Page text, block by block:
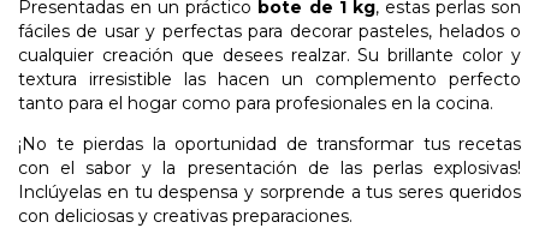
Presentadas en un práctico bote de 1 kg, estas perlas son
fáciles de usar y perfectas para decorar pasteles, helados o
cualquier creación que desees realzar. Su brillante color y
textura irresistible las hacen un complemento perfecto
tanto para el hogar como para profesionales en la cocina.
¡No te pierdas la oportunidad de transformar tus recetas
con el sabor y la presentación de las perlas explosivas!
Inclúyelas en tu despensa y sorprende a tus seres queridos
con deliciosas y creativas preparaciones.